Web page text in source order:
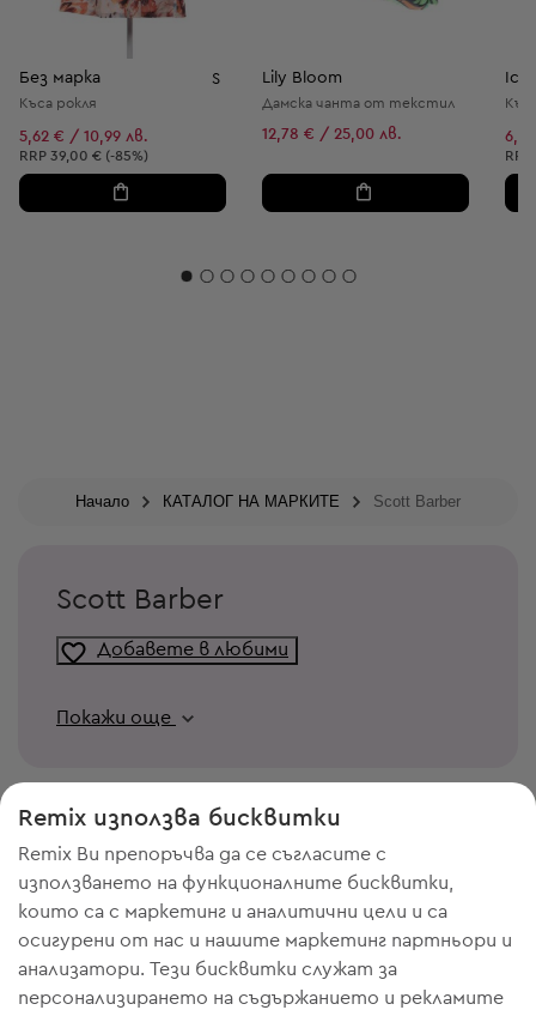
Без марка S
Къса рокля
5,62 € / 10,99 лв.
Препоръчителна цена:
RRP 39,00 € (-85%)
Lily Bloom
Дамска чанта от текстил
12,78 € / 25,00 лв.
Ichi
RRP
Начало КАТАЛОГ НА МАРКИТЕ Scott Barber
Scott Barber
Добавете в любими
Покажи още
Remix използва бисквитки
Remix Ви препоръчва да се съгласите с
използването на функционалните бисквитки,
които са с маркетинг и аналитични цели и са
осигурени от нас и нашите маркетинг партньори и
анализатори. Тези бисквитки служат за
персонализирането на съдържанието и рекламите